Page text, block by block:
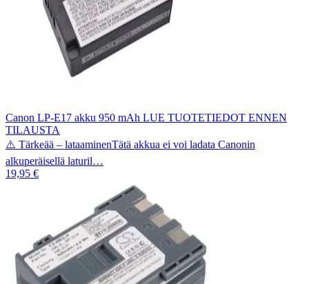
Canon LP-E17 akku 950 mAh LUE TUOTETIEDOT ENNEN
TILAUSTA
⚠️ Tärkeää – lataaminenTätä akkua ei voi ladata Canonin
alkuperäisellä laturil…
19,95 €